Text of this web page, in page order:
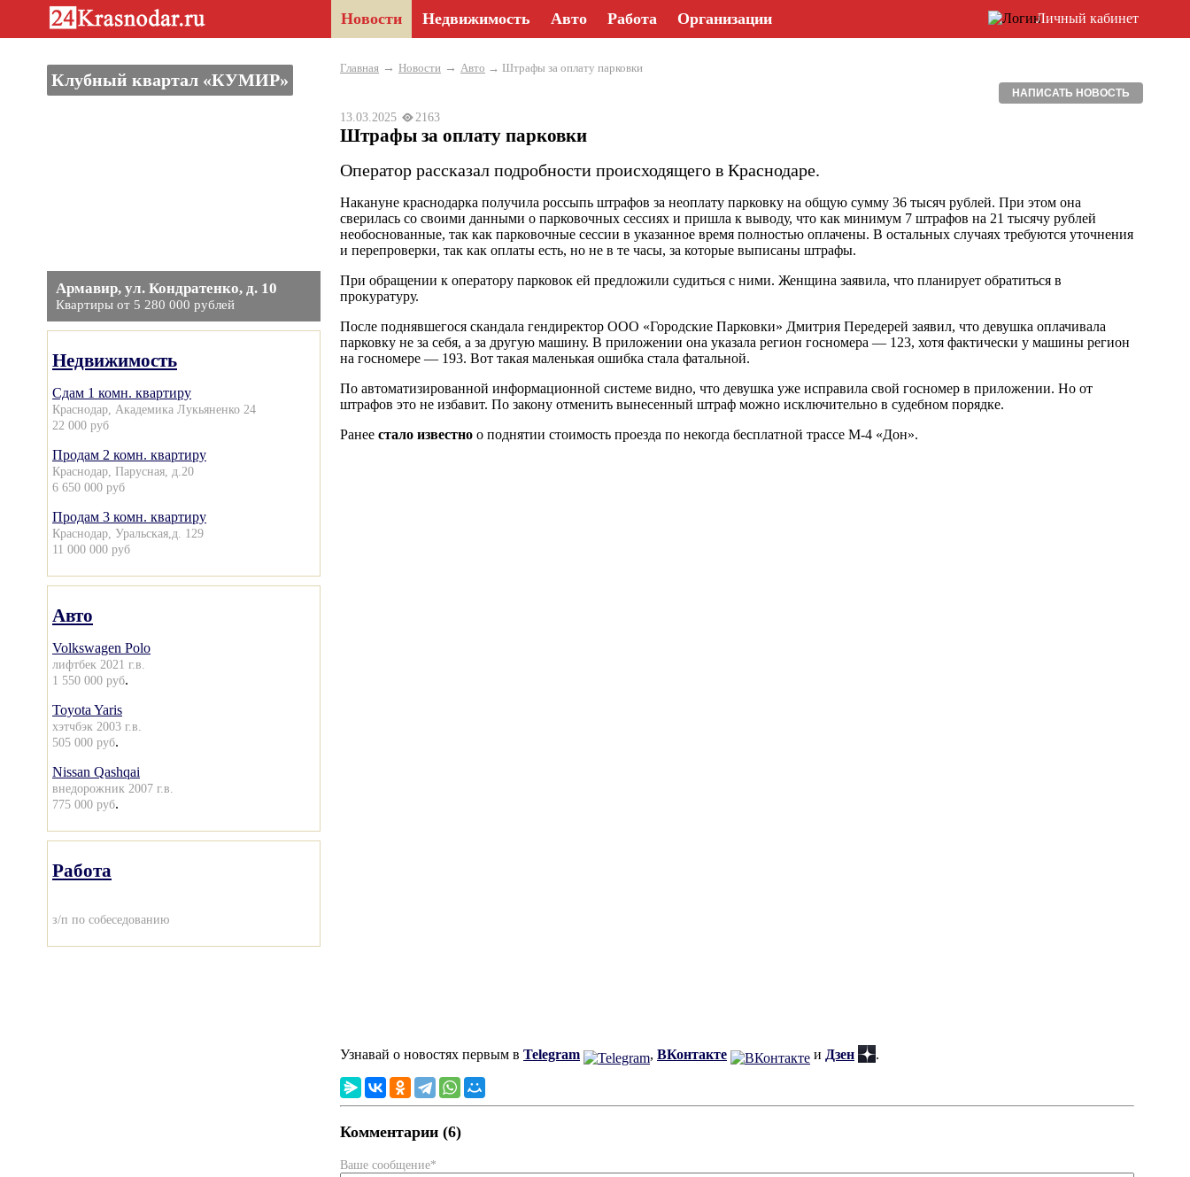
Новости Недвижимость Авто Работа Организации Личный кабинет
Клубный квартал «КУМИР»
Армавир, ул. Кондратенко, д. 10
Квартиры от 5 280 000 рублей
Недвижимость
Сдам 1 комн. квартиру
Краснодар, Академика Лукьяненко 24
22 000 руб
Продам 2 комн. квартиру
Краснодар, Парусная, д.20
6 650 000 руб
Продам 3 комн. квартиру
Краснодар, Уральская,д. 129
11 000 000 руб
Авто
Volkswagen Polo
лифтбек 2021 г.в.
1 550 000 руб.
Toyota Yaris
хэтчбэк 2003 г.в.
505 000 руб.
Nissan Qashqai
внедорожник 2007 г.в.
775 000 руб.
Работа
з/п по собеседованию
Главная → Новости → Авто → Штрафы за оплату парковки
НАПИСАТЬ НОВОСТЬ
13.03.2025 2163
Штрафы за оплату парковки
Оператор рассказал подробности происходящего в Краснодаре.
Накануне краснодарка получила россыпь штрафов за неоплату парковку на общую сумму 36 тысяч рублей. При этом она
сверилась со своими данными о парковочных сессиях и пришла к выводу, что как минимум 7 штрафов на 21 тысячу рублей
необоснованные, так как парковочные сессии в указанное время полностью оплачены. В остальных случаях требуются уточнения
и перепроверки, так как оплаты есть, но не в те часы, за которые выписаны штрафы.
При обращении к оператору парковок ей предложили судиться с ними. Женщина заявила, что планирует обратиться в
прокуратуру.
После поднявшегося скандала гендиректор ООО «Городские Парковки» Дмитрия Передерей заявил, что девушка оплачивала
парковку не за себя, а за другую машину. В приложении она указала регион госномера — 123, хотя фактически у машины регион
на госномере — 193. Вот такая маленькая ошибка стала фатальной.
По автоматизированной информационной системе видно, что девушка уже исправила свой госномер в приложении. Но от
штрафов это не избавит. По закону отменить вынесенный штраф можно исключительно в судебном порядке.
Ранее стало известно о поднятии стоимость проезда по некогда бесплатной трассе М-4 «Дон».
Узнавай о новостях первым в Telegram , ВКонтакте и Дзен .
Комментарии (6)
Ваше сообщение*